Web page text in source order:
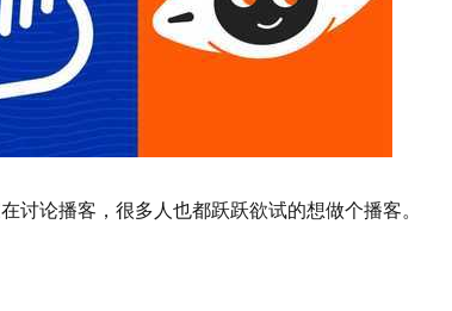
讨论播客，很多人也都跃跃欲试的想做个播客。